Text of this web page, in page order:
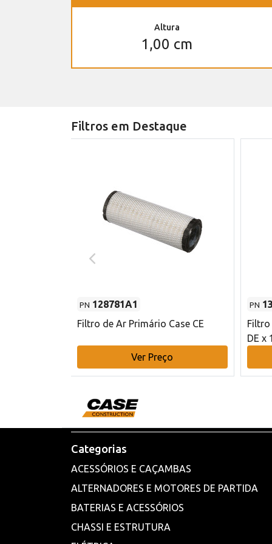
Altura
1,00 cm
Filtros em Destaque
PN 128781A1
Filtro de Ar Primário Case CE
Ver Preço
PN
DE x
Categorias
ACESSÓRIOS E CAÇAMBAS
ALTERNADORES E MOTORES DE PARTIDA
BATERIAS E ACESSÓRIOS
CHASSI E ESTRUTURA